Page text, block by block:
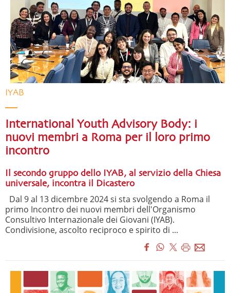
IYAB
International Youth Advisory Body: i
nuovi membri a Roma per il loro primo
incontro
Il secondo gruppo dello IYAB, al servizio della Chiesa
universale, incontra il Dicastero
Dal 9 al 13 dicembre 2024 si sta svolgendo a Roma il
primo Incontro dei nuovi membri dell'Organismo
Consultivo Internazionale dei Giovani (IYAB).
Condivisione, ascolto reciproco e spirito di ...